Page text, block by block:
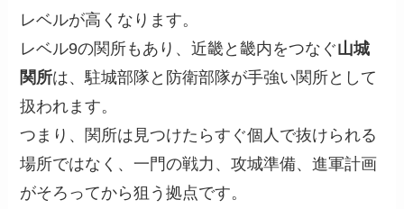
レベルが高くなります。
レベル9の関所もあり、近畿と畿内をつなぐ山城
関所は、駐城部隊と防衛部隊が手強い関所として
扱われます。
つまり、関所は見つけたらすぐ個人で抜けられる
場所ではなく、一門の戦力、攻城準備、進軍計画
がそろってから狙う拠点です。